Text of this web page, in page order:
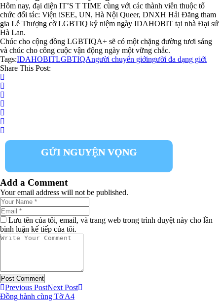
Hôm nay, đại diện IT’S T TIME cùng với các thành viên thuộc tổ
chức đối tác: Viện iSEE, UN, Hà Nội Queer, DNXH Hải Đăng tham
gia Lễ Thượng cờ LGBTIQ kỷ niệm ngày IDAHOBIT tại nhà Đại sứ
Hà Lan.
Chúc cho cộng đồng LGBTIQA+ sẽ có một chặng đường tươi sáng
và chúc cho công cuộc vận động ngày một vững chắc.
Tags:IDAHOBITLGBTIQAngười chuyển giớingười đa dạng giới
Share This Post:
GỬI NGUYỆN VỌNG
Add a Comment
Your email address will not be published.
Lưu tên của tôi, email, và trang web trong trình duyệt này cho lần
bình luận kế tiếp của tôi.
Previous PostNext Post
Đồng hành cùng Tờ A4